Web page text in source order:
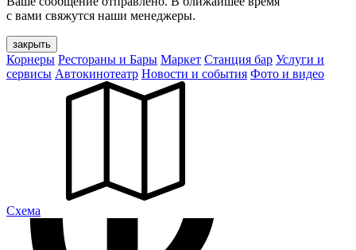
с вами свяжутся наши менеджеры.
закрыть
Корнеры Рестораны и Бары Маркет Станция бар Услуги и
сервисы Автокинотеатр Новости и события Фото и видео
Cхема